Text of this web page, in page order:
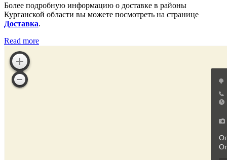
Более подробную информацию о доставке в районы
Курганской области вы можете посмотреть на странице
Доставка.
Read more